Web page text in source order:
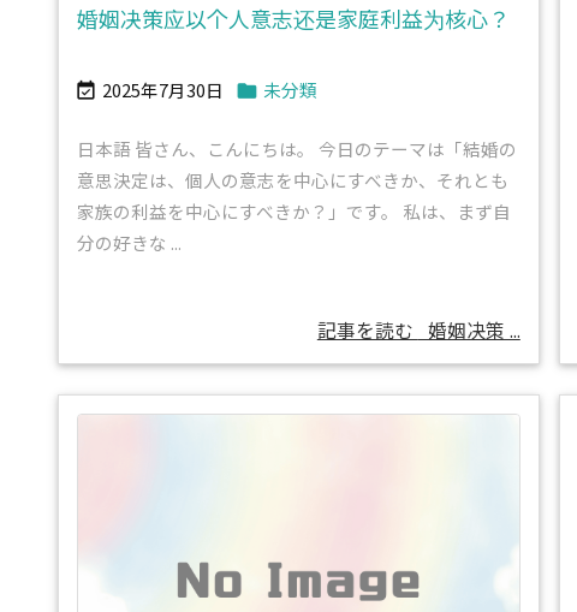
婚姻决策应以个人意志还是家庭利益为核心？
 2025年7月30日  未分類
日本語 皆さん、こんにちは。 今日のテーマは「結婚の
意思決定は、個人の意志を中心にすべきか、それとも
家族の利益を中心にすべきか？」です。 私は、まず自
分の好きな ...
記事を読む 婚姻决策 ...